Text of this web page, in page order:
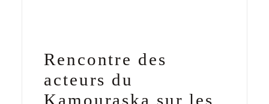
Rencontre des
acteurs du
Kamouraska sur les